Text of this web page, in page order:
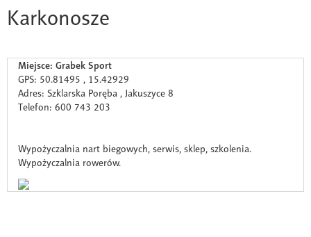
Karkonosze
Miejsce: Grabek Sport
GPS: 50.81495 , 15.42929
Adres: Szklarska Poręba , Jakuszyce 8
Telefon: 600 743 203
Wypożyczalnia nart biegowych, serwis, sklep, szkolenia.
Wypożyczalnia rowerów.